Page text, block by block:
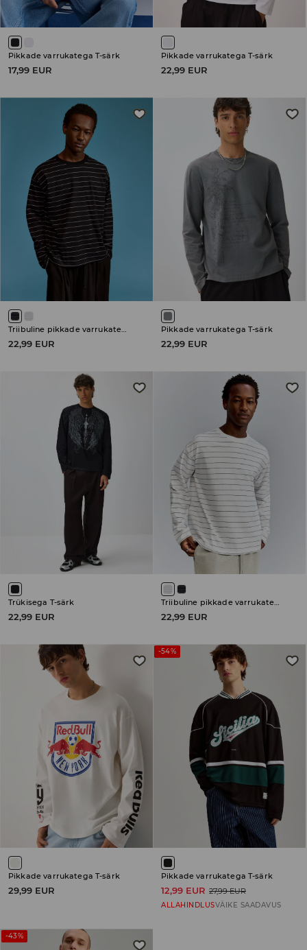
Pikkade varrukatega T-särk
17,99 EUR
Pikkade varrukatega T-särk
22,99 EUR
Triibuline pikkade varrukatega T-särk
22,99 EUR
Pikkade varrukatega T-särk
22,99 EUR
Trükisega T-särk
22,99 EUR
Triibuline pikkade varrukatega T-särk
22,99 EUR
Pikkade varrukatega T-särk
29,99 EUR
-54%
Pikkade varrukatega T-särk
12,99 EUR 27,99 EUR
ALLAHINDLUSVÄIKE SAADAVUS
-43%